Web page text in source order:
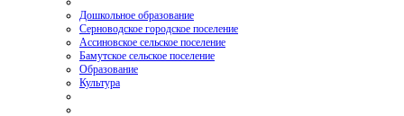
Дошкольное образование
Серноводское городское поселение
Ассиновское сельское поселение
Бамутское сельское поселение
Образование
Культура